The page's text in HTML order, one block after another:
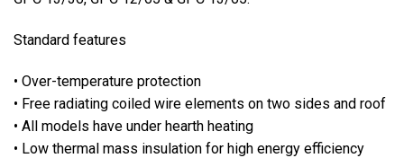
Standard features
• Over-temperature protection
• Free radiating coiled wire elements on two sides and roof
• All models have under hearth heating
• Low thermal mass insulation for high energy efficiency